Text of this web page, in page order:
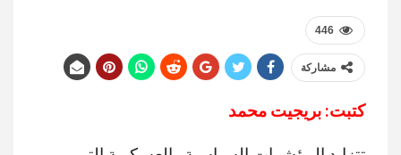
446
مشاركة
كتبت: بريجيت محمد